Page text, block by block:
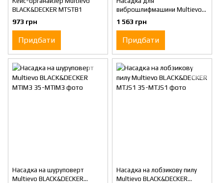
BLACK&DECKER MTSTB1
973 грн
Придбати
виброшлифмашини Multievo
BLACK&DECKER MTSA2
1 563 грн
Придбати
Насадка на шуруповерт
Multievo BLACK&DECKER
Насадка на лобзикову пилу
Multievo BLACK&DECKER